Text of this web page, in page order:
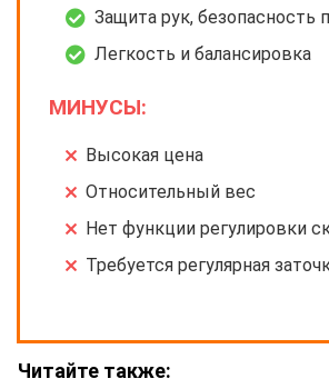
Защита рук, безопасность
Легкость и балансировка
МИНУСЫ:
Высокая цена
Относительный вес
Нет функции регулировки
Требуется регулярная
Читайте также: